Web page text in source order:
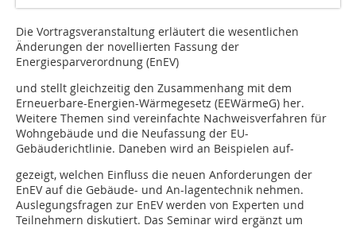
Die Vortragsveranstaltung erläutert die wesentlichen
Änderungen der novellierten Fassung der
Energiesparverordnung (EnEV)
und stellt gleichzeitig den Zusammenhang mit dem
Erneuerbare-Energien-Wärmegesetz (EEWärmeG) her.
Weitere Themen sind vereinfachte Nachweisverfahren für
Wohngebäude und die Neufassung der EU-
Gebäuderichtlinie. Daneben wird an Beispielen auf-
gezeigt, welchen Einfluss die neuen Anforderungen der
EnEV auf die Gebäude- und An-lagentechnik nehmen.
Auslegungsfragen zur EnEV werden von Experten und
Teilnehmern diskutiert. Das Seminar wird ergänzt um